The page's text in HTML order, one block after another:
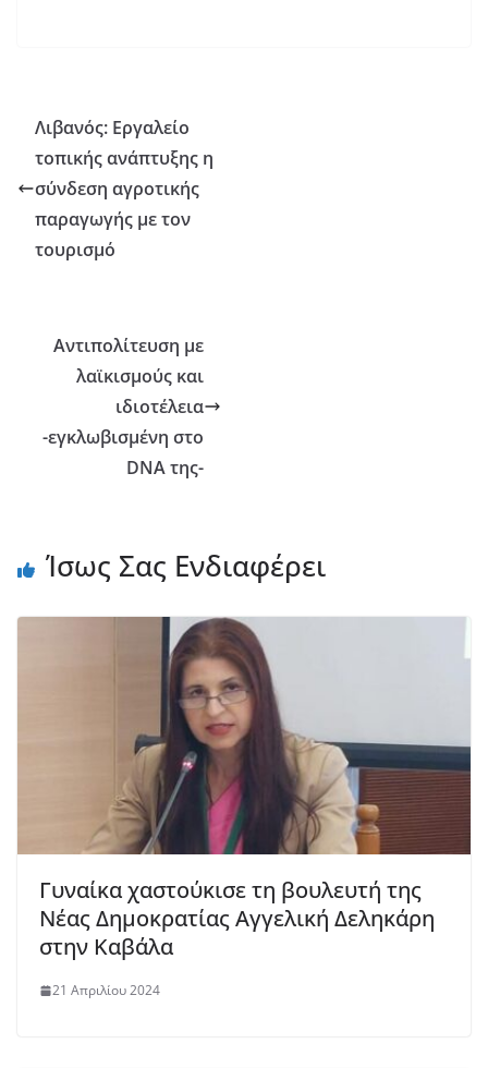
Λιβανός: Εργαλείο
τοπικής ανάπτυξης η
σύνδεση αγροτικής
παραγωγής με τον
τουρισμό
Αντιπολίτευση με
λαϊκισμούς και
ιδιοτέλεια
-εγκλωβισμένη στο
DNA της-
Ίσως Σας Ενδιαφέρει
Γυναίκα χαστούκισε τη βουλευτή της
Νέας Δημοκρατίας Αγγελική Δεληκάρη
στην Καβάλα
21 Απριλίου 2024